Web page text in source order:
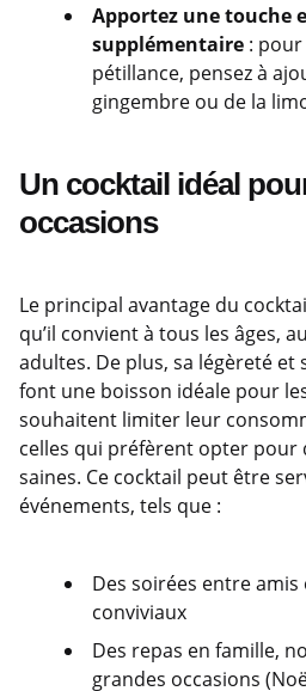
Apportez une touche
supplémentaire :
pétillance, pensez à
gingembre ou de la
Un cocktail idéal
occasions
Le principal avantage du
qu’il convient à tous les âges,
adultes. De plus, sa légèreté et
font une boisson idéale pour
souhaitent limiter leur
celles qui préfèrent opter pour
saines. Ce cocktail peut être
événements, tels que :
Des soirées entre
conviviaux
Des repas en famille,
grandes occasions